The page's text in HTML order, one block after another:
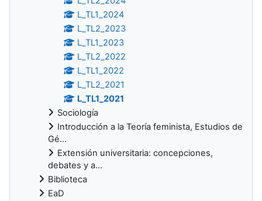
L_TL1_2024
L_TL2_2023
L_TL1_2023
L_TL2_2022
L_TL1_2022
L_TL2_2021
L_TL1_2021
Sociología
Introducción a la Teoría feminista, Estudios de
Gé...
Extensión universitaria: concepciones,
debates y a...
Biblioteca
EaD